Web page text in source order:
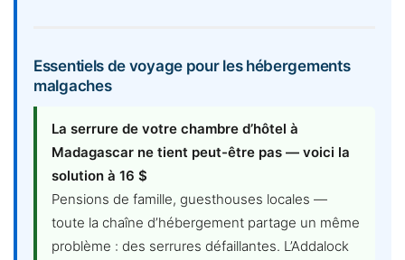
Essentiels de voyage pour les hébergements
malgaches
La serrure de votre chambre d’hôtel à
Madagascar ne tient peut-être pas — voici la
solution à 16 $
Pensions de famille, guesthouses locales —
toute la chaîne d’hébergement partage un même
problème : des serrures défaillantes. L’Addalock